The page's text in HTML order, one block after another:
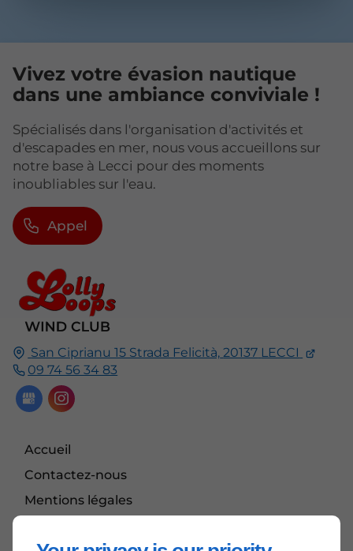
San Ciprianu 15 Strada Felicità, 20137 LECCI
09 74 56 34 83
Accueil
Contactez-nous
Mentions légales
Vivez votre évasion nautique
dans une ambiance conviviale !
Spécialisés dans l'organisation d'activités et
d'escapades en mer, nous vous accueillons sur
notre base à Lecci pour des moments
inoubliables sur l'eau.
Appel